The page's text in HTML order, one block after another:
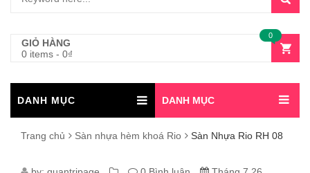
GIỎ HÀNG
0 items - 0₫
0
DANH MỤC DANH MỤC
Trang chủ Sàn nhựa hèm khoá Rio Sàn Nhựa Rio RH 08